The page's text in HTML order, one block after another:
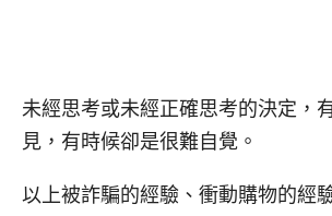
未經思考或未經正確思考的決定，
見，有時候卻是很難自覺。
以上被詐騙的經驗、衝動購物的經